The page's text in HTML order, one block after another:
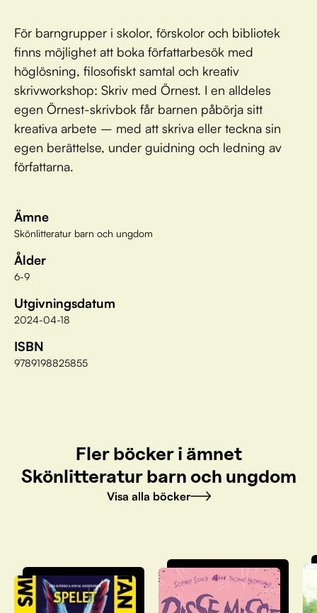
För barngrupper i skolor, förskolor och bibliotek
finns möjlighet att boka författarbesök med
höglösning, filosofiskt samtal och kreativ
skrivworkshop: Skriv med Örnest. I en alldeles
egen Örnest-skrivbok får barnen påbörja sitt
kreativa arbete – med att skriva eller teckna sin
egen berättelse, under guidning och ledning av
författarna.
Ämne
Skönlitteratur barn och ungdom
Ålder
6-9
Utgivningsdatum
2024-04-18
ISBN
9789198825855
Fler böcker i ämnet
Skönlitteratur barn och ungdom
Visa alla böcker